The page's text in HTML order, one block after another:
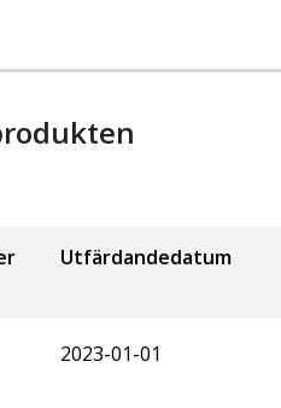
Utfärdandedatum
2023-01-01